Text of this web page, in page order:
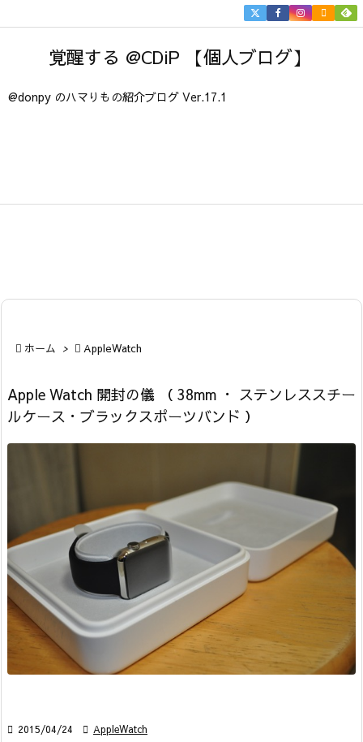
覚醒する @CDiP 【個人ブログ】
@donpy のハマりもの紹介ブログ Ver.17.1


 ホーム >  AppleWatch
Apple Watch 開封の儀 （ 38mm ・ ステンレススチー
ルケース・ブラックスポーツバンド ）
 2015/04/24  AppleWatch